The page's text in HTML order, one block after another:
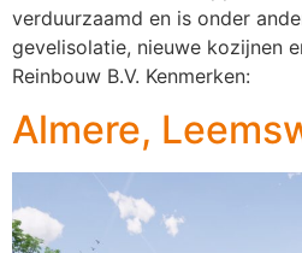
verduurzaamd en is onder
gevelisolatie, nieuwe kozijnen
Reinbouw B.V.
Almere,